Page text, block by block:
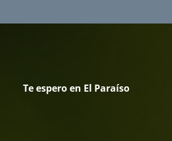
Te espero en El Paraíso